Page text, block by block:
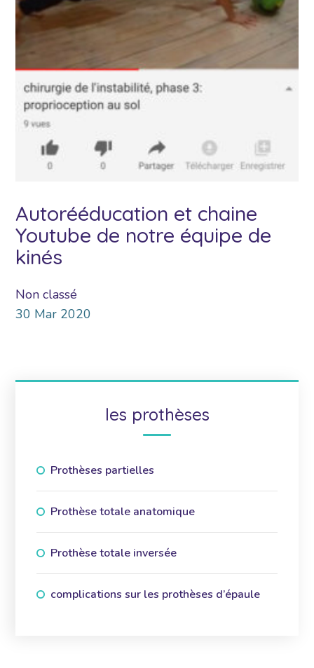
Autorééducation et chaine
Youtube de notre équipe de
kinés
Non classé
30 Mar 2020
les prothèses
Prothèses partielles
Prothèse totale anatomique
Prothèse totale inversée
complications sur les prothèses d’épaule